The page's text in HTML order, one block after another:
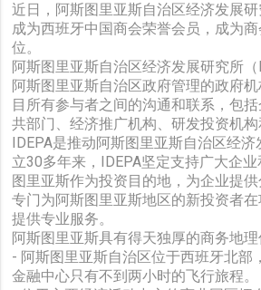
近日，阿斯图里亚斯自治区经济发展
成为西班牙中国商会荣誉会员，成为
位。
阿斯图里亚斯自治区经济发展研究所
阿斯图里亚斯自治区政府管理的政府
目所有参与者之间的沟通和联系，包
共部门、经济推广机构、研发投资机构
IDEPA是推动阿斯图里亚斯自治区经
立30多年来，IDEPA坚定支持广大企
图里亚斯作为投资目的地，为企业提
专门为阿斯图里亚斯地区的新投资者
提供专业服务。
阿斯图里亚斯具有得天独厚的商务地
- 阿斯图里亚斯自治区位于西班牙北部
金融中心只有不到两小时的飞行旅程。